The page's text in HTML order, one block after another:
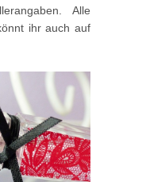
Alle
ihr auch auf